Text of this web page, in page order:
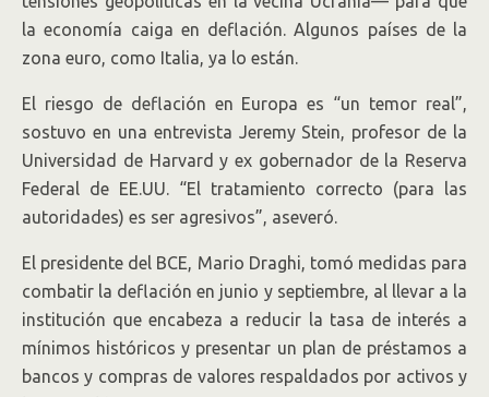
la economía caiga en deflación. Algunos países de la
zona euro, como Italia, ya lo están.
El riesgo de deflación en Europa es “un temor real”,
sostuvo en una entrevista Jeremy Stein, profesor de la
Universidad de Harvard y ex gobernador de la Reserva
Federal de EE.UU. “El tratamiento correcto (para las
autoridades) es ser agresivos”, aseveró.
El presidente del BCE, Mario Draghi, tomó medidas para
combatir la deflación en junio y septiembre, al llevar a la
institución que encabeza a reducir la tasa de interés a
mínimos históricos y presentar un plan de préstamos a
bancos y compras de valores respaldados por activos y